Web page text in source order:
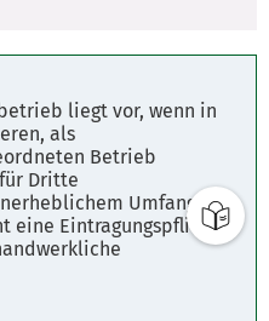
liegt vor, wenn in
als
Betrieb
Dritte
Umfang
eine Eintragungspflicht